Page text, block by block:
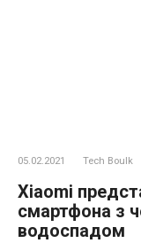
05.02.2021 Tech Boulk
Xiaomi
смартфона з
водоспадом